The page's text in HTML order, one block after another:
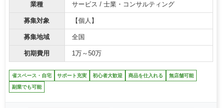
業種 サービス / 士業・コンサルティング
募集対象 【個人】
募集地域 全国
初期費用 1万～50万
省スペース・自宅 サポート充実 初心者大歓迎 商品を仕入れる 無店舗可能
副業でも可能